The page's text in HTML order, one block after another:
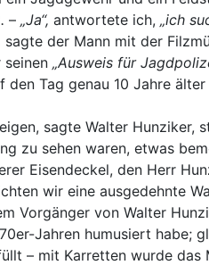
– „Ja“, antwortete ich, „ich
sagte der Mann mit der
„Ausweis für
den Tag genau 10 Jahre
sagte Walter
zu sehen waren, etwas
Eisendeckel, den Herr
wir eine ausgedehnte
Vorgänger von Walter
Jahren humusiert habe;
– mit Karretten wurde